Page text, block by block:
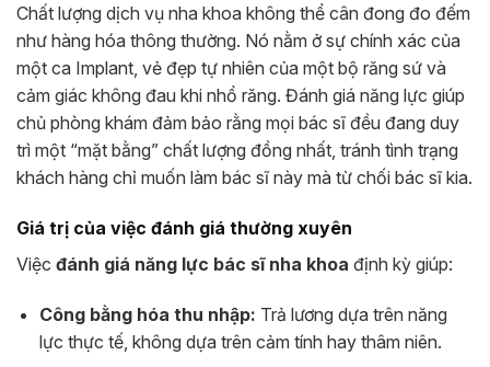
Chất lượng dịch vụ nha khoa không thể cân đong đo đếm
như hàng hóa thông thường. Nó nằm ở sự chính xác của
một ca Implant, vẻ đẹp tự nhiên của một bộ răng sứ và
cảm giác không đau khi nhổ răng. Đánh giá năng lực giúp
chủ phòng khám đảm bảo rằng mọi bác sĩ đều đang duy
trì một “mặt bằng” chất lượng đồng nhất, tránh tình trạng
khách hàng chỉ muốn làm bác sĩ này mà từ chối bác sĩ kia.
Giá trị của việc đánh giá thường xuyên
Việc đánh giá năng lực bác sĩ nha khoa định kỳ giúp:
Công bằng hóa thu nhập: Trả lương dựa trên năng
lực thực tế, không dựa trên cảm tính hay thâm niên.